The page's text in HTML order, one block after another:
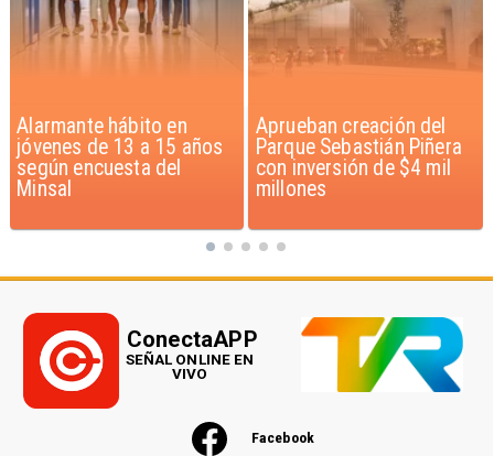
Aprueban creación del
Parque Sebastián Piñera
con inversión de $4 mil
millones
Claudio Bravo baja la
euforia sobre fichaje de
Vozinha
Facebook
ConectaAPP
SEÑAL ONLINE EN
VIVO